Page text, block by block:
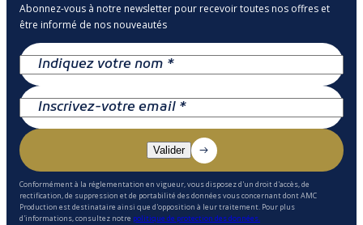
Abonnez-vous à notre newsletter pour recevoir toutes nos offres et
être informé de nos nouveautés
Conformément à la réglementation en vigueur, vous disposez d'un droit d'accès, de
rectification, de suppression et de portabilité des données vous concernant dont AMC
Production est destinataire ainsi que d'opposition à leur traitement. Pour plus
d'informations, consultez notre politique de protection des données.